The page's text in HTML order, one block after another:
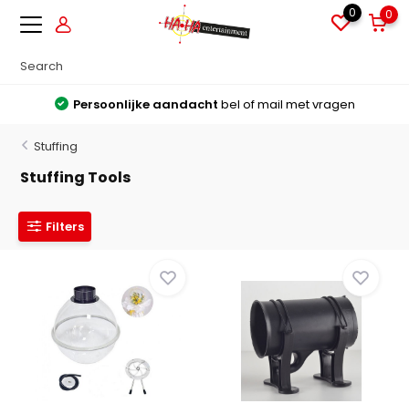
0 0
Persoonlijke aandacht bel of mail met vragen
Stuffing
Stuffing Tools
Filters